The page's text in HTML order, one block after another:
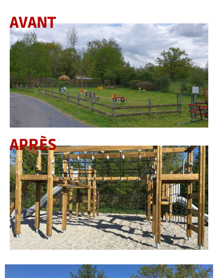
AVANT
APRÈS